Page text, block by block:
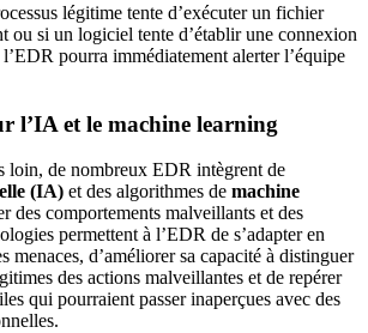
légitime tente d’exécuter un fichier
ou si un logiciel tente d’établir une connexion
pourra immédiatement alerter l’équipe
l’IA et le machine learning
loin, de nombreux EDR intègrent de
(IA) et des algorithmes de machine
des comportements malveillants et des
permettent à l’EDR de s’adapter en
menaces, d’améliorer sa capacité à distinguer
des actions malveillantes et de repérer
qui pourraient passer inaperçues avec des